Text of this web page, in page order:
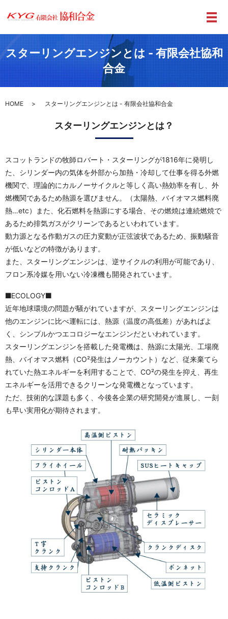
メ
スターリングエンジンとは - 有限会社協和
合金
HOME スターリングエンジンとは - 有限会社協和合金
スターリングエンジンとは？
スコットランドの牧師ロバート・スターリングが1816年に発明し
た、シリンダー内の気体を外部から加熱・冷却して仕事を得る外燃
機関で、理論的にカルノーサイクルと等しく高い熱効率を有し、外
燃機関であるため熱源を選びません。（太陽熱、バイオマス燃料廃
熱…etc）また、化石燃料を熱源にする場合、その燃焼は連続燃焼で
あるため排気ガスがクリーンであるといわれています。
動力源となる作動ガスの圧力変動が正弦波状であるため、振動騒音
が低いなどの特徴があります。
また、スターリングエンジンは、逆サイクルの利用が可能であり、
フロン系冷媒を用いない冷凍機も開発されています。
ECOLOGY
近年地球環境の問題が騒がれていますが、スターリングエンジンは
他のエンジンに比べ運転には、熱源（温度の高低差）があればよ
く、シンプルかつエコロジーなエンジンだといわれています。
スターリングエンジンを搭載した発電機は、熱源に太陽光、工場廃
熱、バイオマス燃料（CO²発生はノーカウント）など、従来棄てら
れていた熱エネルギーを利用することで、CO²の発生を抑え、再生
エネルギーを活用できるクリーンな発電機となっています。
ただ、技術的な課題も多く、今後各企業の研究開発が進展し、一刻
も早い実用化が期待されます。